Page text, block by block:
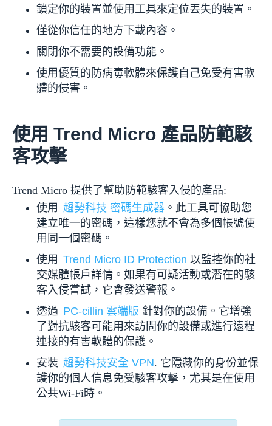
鎖定你的裝置並使用工具來定位丟失的裝置。
僅從你信任的地方下載內容。
關閉你不需要的設備功能。
使用優質的防病毒軟體來保護自己免受有害軟
體的侵害。
使用 Trend Micro 產品防範駭
客攻擊
Trend Micro 提供了幫助防範駭客入侵的產品:
使用 趨勢科技 密碼生成器 。此工具可協助您
建立唯一的密碼，這樣您就不會為多個帳號使
用同一個密碼。
使用 Trend Micro ID Protection 以監控你的社
交媒體帳戶詳情。如果有可疑活動或潛在的駭
客入侵嘗試，它會發送警報。
透過 PC-cillin 雲端版 針對你的設備。它增強
了對抗駭客可能用來訪問你的設備或進行遠程
連接的有害軟體的保護。
安裝 趨勢科技安全 VPN. 它隱藏你的身份並保
護你的個人信息免受駭客攻擊，尤其是在使用
公共Wi-Fi時。